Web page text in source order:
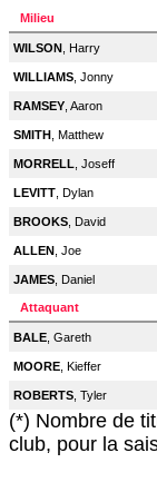
Milieu
WILSON , Harry
WILLIAMS , Jonny
RAMSEY , Aaron
SMITH , Matthew
MORRELL , Joseff
LEVITT , Dylan
BROOKS , David
ALLEN , Joe
JAMES , Daniel
Attaquant
BALE , Gareth
MOORE , Kieffer
ROBERTS , Tyler
(*) Nombre de
club, pour la